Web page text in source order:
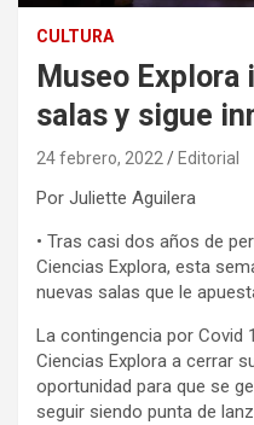
CULTURA
Museo Explora
salas y sigue
24 febrero, 2022 Editorial
Por Juliette Aguilera
• Tras casi dos años de
Ciencias Explora, esta
nuevas salas que le
La contingencia por Covid
Ciencias Explora a cerrar
oportunidad para que se
seguir siendo punta de